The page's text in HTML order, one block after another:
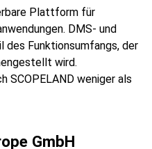
Plattform für
DMS- und
Funktionsumfangs, der
wird.
SCOPELAND weniger als
GmbH